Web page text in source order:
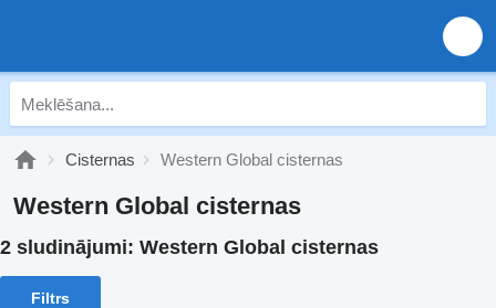
Cisternas Western Global cisternas
Western Global cisternas
2 sludinājumi: Western Global cisternas
Filtrs